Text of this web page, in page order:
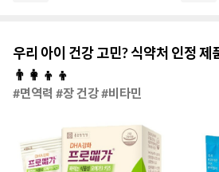
우리 아이 건강 고민? 식약처 인정 제
👨‍👩‍👦‍👦
#면역력 #장 건강 #비타민